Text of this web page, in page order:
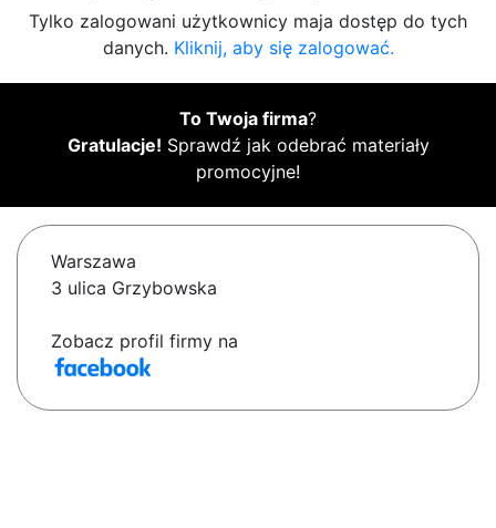
Tylko zalogowani użytkownicy maja dostęp do tych
danych. Kliknij, aby się zalogować.
To Twoja firma?
Gratulacje! Sprawdź jak odebrać materiały
promocyjne!
Warszawa
3 ulica Grzybowska
Zobacz profil firmy na